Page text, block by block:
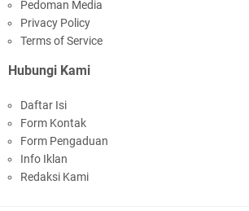
Pedoman Media
Privacy Policy
Terms of Service
Hubungi Kami
Daftar Isi
Form Kontak
Form Pengaduan
Info Iklan
Redaksi Kami